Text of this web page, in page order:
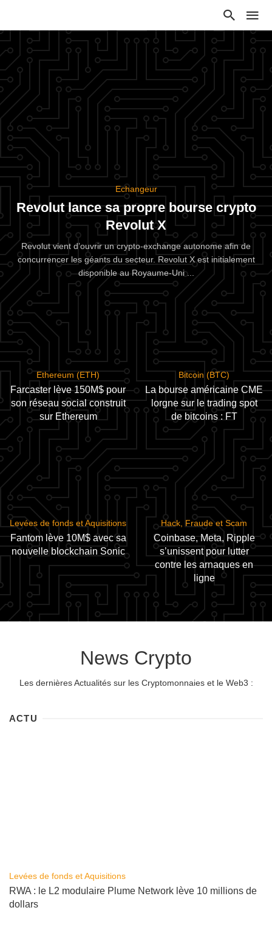
Echangeur
Revolut lance sa propre bourse crypto
Revolut X
Revolut vient d’ouvrir un crypto-exchange autonome afin de
concurrencer les géants du secteur. Revolut X est initialement
disponible au Royaume-Uni ...
Ethereum (ETH)
Farcaster lève 150M$ pour
son réseau social construit
sur Ethereum
Bitcoin (BTC)
La bourse américaine CME
lorgne sur le trading spot
de bitcoins : FT
Levées de fonds et Aquisitions
Fantom lève 10M$ avec sa
nouvelle blockchain Sonic
Hack, Fraude et Scam
Coinbase, Meta, Ripple
s’unissent pour lutter
contre les arnaques en
ligne
News Crypto
Les dernières Actualités sur les Cryptomonnaies et le Web3 :
ACTU
Levées de fonds et Aquisitions
RWA : le L2 modulaire Plume Network lève 10 millions de
dollars